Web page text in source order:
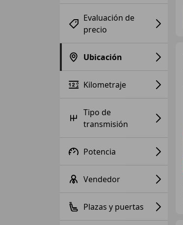
Evaluación de
precio
Ubicación
Kilometraje
Tipo de
transmisión
Potencia
Vendedor
Plazas y puertas